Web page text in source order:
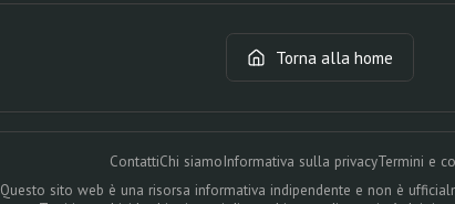
Torna alla home
ContattiChi siamoInformativa sulla privacyTermini e
Questo sito web è una risorsa informativa indipendente e non è